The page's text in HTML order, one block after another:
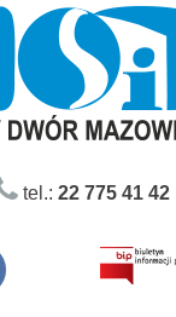
tel.: 22 775 41 42